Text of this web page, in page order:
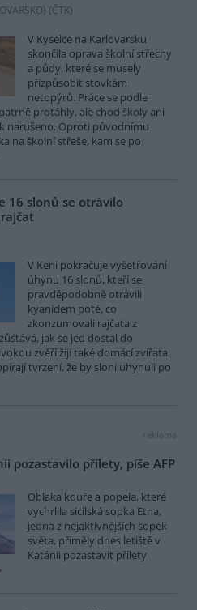
(ČTK)
V Kyselce na Karlovarsku
skončila oprava školní střechy
a půdy, které se musely
přizpůsobit stovkám
netopýrů. Práce se podle
protáhly, ale chod školy ani
narušeno. Oproti původnímu
na školní střeše, kam se po
16 slonů se otrávilo
V Keni pokračuje vyšetřování
úhynu 16 slonů, kteří se
pravděpodobně otrávili
kyanidem poté, co
zkonzumovali rajčata z
jak se jed dostal do
zvěří žijí také domácí zvířata.
tvrzení, že by sloni uhynuli po
reklama
pozastavilo přílety, píše AFP
Oblaka kouře a popela, které
vychrlila sicilská sopka Etna,
jedna z nejaktivnějších sopek
světa, přiměly dnes letiště v
Katánii pozastavit přílety